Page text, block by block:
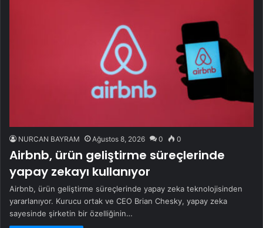
NURCAN BAYRAM Ağustos 8, 2026 0 0
Airbnb, ürün geliştirme süreçlerinde
yapay zekayı kullanıyor
Airbnb, ürün geliştirme süreçlerinde yapay zeka teknolojisinden
yararlanıyor. Kurucu ortak ve CEO Brian Chesky, yapay zeka
sayesinde şirketin bir özelliğinin…